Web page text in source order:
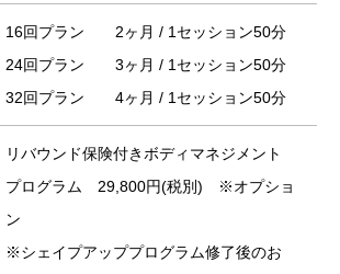
16回プラン 2ヶ月 / 1セッション50分
24回プラン 3ヶ月 / 1セッション50分
32回プラン 4ヶ月 / 1セッション50分
リバウンド保険付きボディマネジメント
プログラム 29,800円(税別) ※オプショ
ン
※シェイプアッププログラム修了後のお